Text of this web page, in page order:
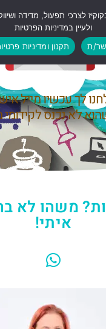
לך עכשיו מייל
לא נכנס לקידומי
משהו לא
איתי!
לצרכי תפעול, מדידה
ולעיין במדיניות הפרטיות
ת
תקנון ומדיניות